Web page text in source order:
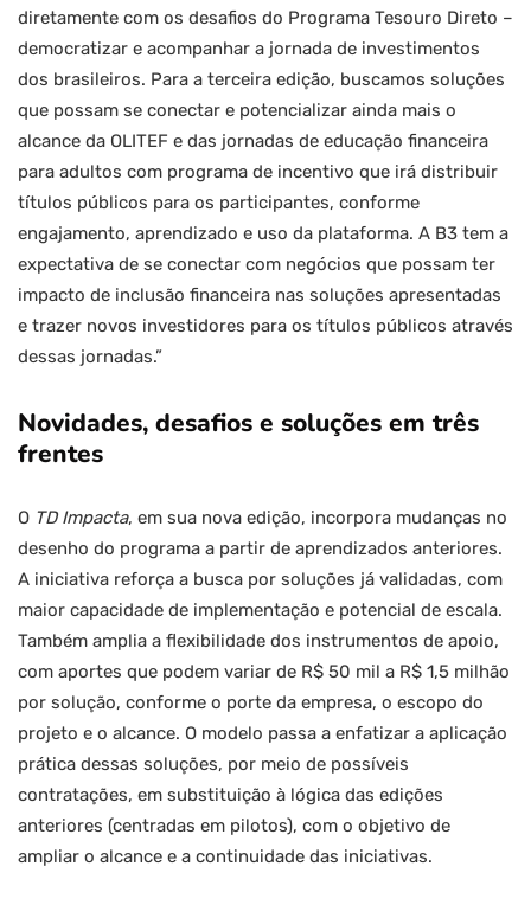
diretamente com os desafios do Programa Tesouro Direto –
democratizar e acompanhar a jornada de investimentos
dos brasileiros. Para a terceira edição, buscamos soluções
que possam se conectar e potencializar ainda mais o
alcance da OLITEF e das jornadas de educação financeira
para adultos com programa de incentivo que irá distribuir
títulos públicos para os participantes, conforme
engajamento, aprendizado e uso da plataforma. A B3 tem a
expectativa de se conectar com negócios que possam ter
impacto de inclusão financeira nas soluções apresentadas
e trazer novos investidores para os títulos públicos através
dessas jornadas.”
Novidades, desafios e soluções em três
frentes
O TD Impacta, em sua nova edição, incorpora mudanças no
desenho do programa a partir de aprendizados anteriores.
A iniciativa reforça a busca por soluções já validadas, com
maior capacidade de implementação e potencial de escala.
Também amplia a flexibilidade dos instrumentos de apoio,
com aportes que podem variar de R$ 50 mil a R$ 1,5 milhão
por solução, conforme o porte da empresa, o escopo do
projeto e o alcance. O modelo passa a enfatizar a aplicação
prática dessas soluções, por meio de possíveis
contratações, em substituição à lógica das edições
anteriores (centradas em pilotos), com o objetivo de
ampliar o alcance e a continuidade das iniciativas.